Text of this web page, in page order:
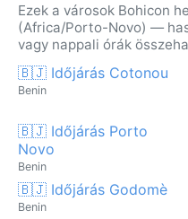
Ezek a városok Bohicon
(Africa/Porto-Novo) —
vagy nappali órák
🇧🇯 Időjárás Cotonou
Benin
🇧🇯 Időjárás Porto
Novo
Benin
🇧🇯 Időjárás Godomè
Benin